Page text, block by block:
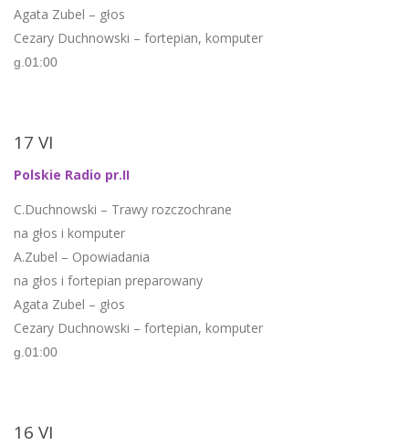
Agata Zubel – głos
Cezary Duchnowski – fortepian, komputer
g.01:00
17 VI
Polskie Radio pr.II
C.Duchnowski – Trawy rozczochrane
na głos i komputer
A.Zubel – Opowiadania
na głos i fortepian preparowany
Agata Zubel – głos
Cezary Duchnowski – fortepian, komputer
g.01:00
16 VI